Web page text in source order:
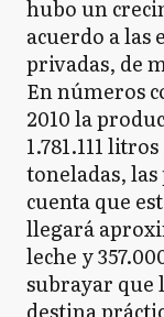
hubo un
acuerdo a las
privadas, de
En números
2010 la
1.781.111
toneladas,
cuenta que
llegará
leche y
subrayar que
destina